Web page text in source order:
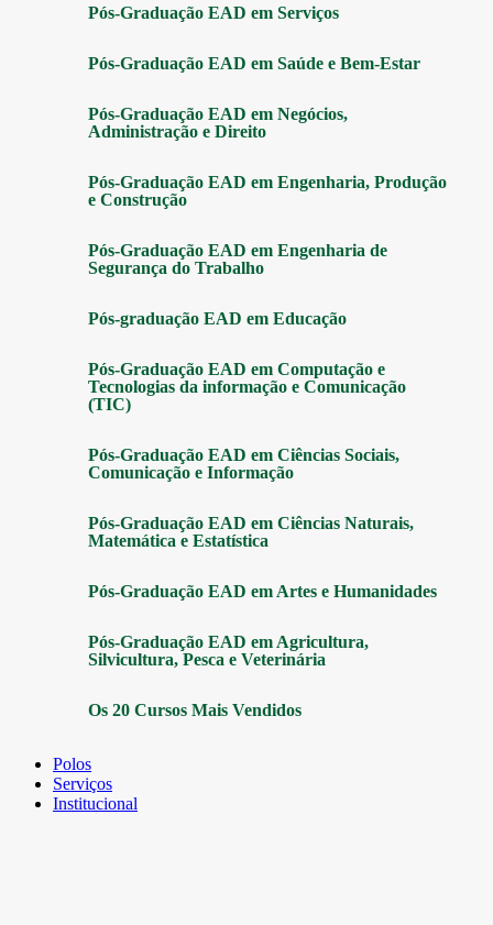
Pós-Graduação EAD em Serviços
Pós-Graduação EAD em Saúde e Bem-Estar
Pós-Graduação EAD em Negócios,
Administração e Direito
Pós-Graduação EAD em Engenharia, Produção
e Construção
Pós-Graduação EAD em Engenharia de
Segurança do Trabalho
Pós-graduação EAD em Educação
Pós-Graduação EAD em Computação e
Tecnologias da informação e Comunicação
(TIC)
Pós-Graduação EAD em Ciências Sociais,
Comunicação e Informação
Pós-Graduação EAD em Ciências Naturais,
Matemática e Estatística
Pós-Graduação EAD em Artes e Humanidades
Pós-Graduação EAD em Agricultura,
Silvicultura, Pesca e Veterinária
Os 20 Cursos Mais Vendidos
Polos
Serviços
Institucional